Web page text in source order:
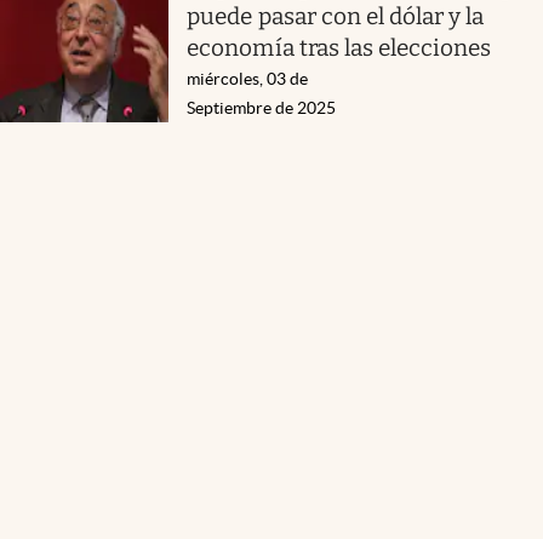
puede pasar con el dólar y la
economía tras las elecciones
miércoles, 03 de
Septiembre de 2025